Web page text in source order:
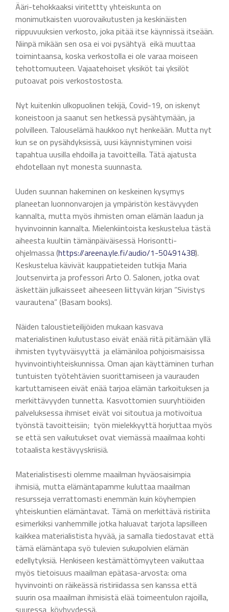
Ääri-tehokkaaksi viritettty yhteiskunta on
monimutkaisten vuorovaikutusten ja keskinäisten
riippuvuuksien verkosto, joka pitää itse käynnissä itseään.
Niinpä mikään sen osa ei voi pysähtyä eikä muuttaa
toimintaansa, koska verkostolla ei ole varaa moiseen
tehottomuuteen. Vajaatehoiset yksiköt tai yksilöt
putoavat pois verkostostosta.
Nyt kuitenkin ulkopuolinen tekijä, Covid-19, on iskenyt
koneistoon ja saanut sen hetkessä pysähtymään, ja
polvilleen. Talouselämä haukkoo nyt henkeään. Mutta nyt
kun se on pysähdyksissä, uusi käynnistyminen voisi
tapahtua uusilla ehdoilla ja tavoitteilla. Tätä ajatusta
ehdotellaan nyt monesta suunnasta.
Uuden suunnan hakeminen on keskeinen kysymys
planeetan luonnonvarojen ja ympäristön kestävyyden
kannalta, mutta myös ihmisten oman elämän laadun ja
hyvinvoinnin kannalta. Mielenkiintoista keskustelua tästä
aiheesta kuultiin tämänpäiväisessä Horisontti-
ohjelmassa (https://areena.yle.fi/audio/1-50491438).
Keskustelua kävivät kauppatieteiden tutkija Maria
Joutsenvirta ja professori Arto O. Salonen, jotka ovat
äskettäin julkaisseet aiheeseen liittyvän kirjan ”Sivistys
vaurautena” (Basam books).
Näiden taloustieteilijöiden mukaan kasvava
materialistinen kulutustaso eivät enää riitä pitämään yllä
ihmisten tyytyväisyyttä ja elämäniloa pohjoismaisissa
hyvinvointiyhteiskunnissa. Oman ajan käyttäminen turhan
tuntuisten työtehtävien suorittamiseen ja vaurauden
kartuttamiseen eivät enää tarjoa elämän tarkoituksen ja
merkittävyyden tunnetta. Kasvottomien suuryhtiöiden
palveluksessa ihmiset eivät voi sitoutua ja motivoitua
työnstä tavoitteisiin; työn mielekkyyttä horjuttaa myös
se että sen vaikutukset ovat viemässä maailmaa kohti
totaalista kestävyyskriisiä.
Materialistisesti olemme maailman hyväosaisimpia
ihmisiä, mutta elämäntapamme kuluttaa maailman
resursseja verrattomasti enemmän kuin köyhempien
yhteiskuntien elämäntavat. Tämä on merkittävä ristiriita
esimerkiksi vanhemmille jotka haluavat tarjota lapsilleen
kaikkea materialistista hyvää, ja samalla tiedostavat että
tämä elämäntapa syö tulevien sukupolvien elämän
edellytyksiä. Henkiseen kestämättömyyteen vaikuttaa
myös tietoisuus maailman epätasa-arvosta: oma
hyvinvointi on räikeässä ristiriidassa sen kanssa että
suurin osa maailman ihmisistä elää toimeentulon rajoilla,
suuressa köyhyydessä.